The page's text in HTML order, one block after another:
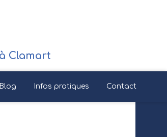
Clamart
Blog Infos pratiques Contact